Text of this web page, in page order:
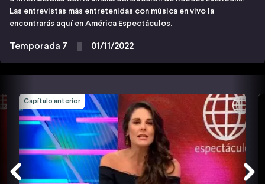
Las entrevistas más entretenidas con música en vivo la
encontrarás aquí en América Espectáculos.
Temporada 7 01/11/2022
Capítulo anterior